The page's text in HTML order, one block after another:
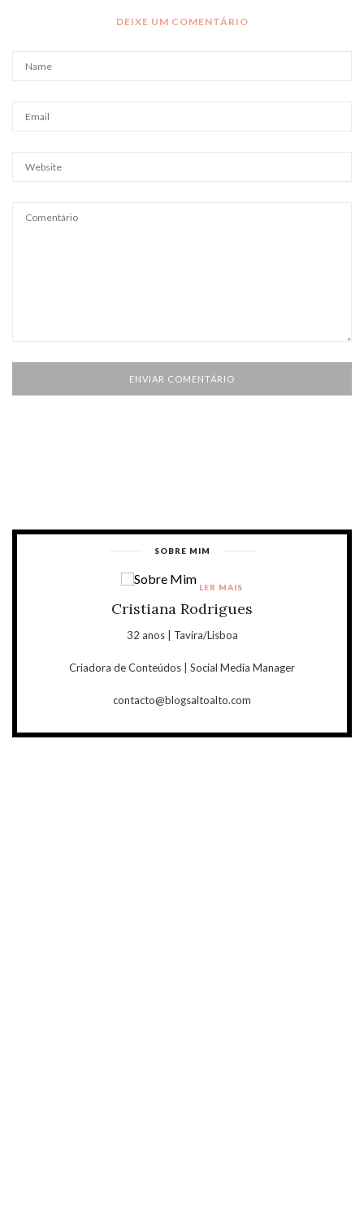
DEIXE UM COMENTÁRIO
SOBRE MIM
Cristiana Rodrigues
32 anos | Tavira/Lisboa
Criadora de Conteúdos | Social Media Manager
contacto@blogsaltoalto.com
LER MAIS